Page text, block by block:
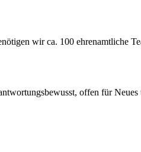
wir ca. 100 ehrenamtliche
offen für